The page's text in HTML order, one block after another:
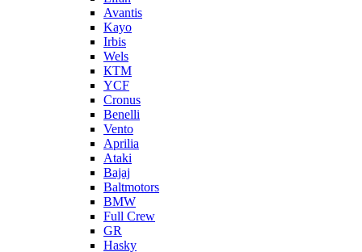
Avantis
Kayo
Irbis
Wels
КТМ
YCF
Cronus
Benelli
Vento
Aprilia
Ataki
Bajaj
Baltmotors
BMW
Full Crew
GR
Hasky